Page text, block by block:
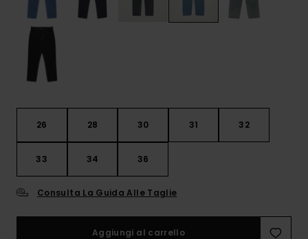
26 28 30 31 32
33 34 36
Consulta La Guida Alle Taglie
Aggiungi al carrello